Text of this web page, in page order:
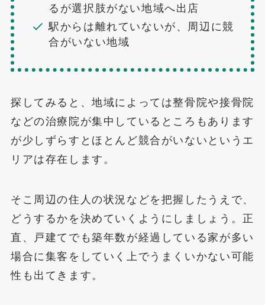
るが選択肢がない地域へ出店
駅からは離れていないが、周辺に競
合がいない地域
探してみると、地域によっては整骨院や接骨院
などの治療院が集中しているところもあります
が少しずらすとほとんど競合がいないというエ
リアは存在します。
そこ周辺の住人の状況などを把握したうえで、
どうするかを決めていくようにしましょう。正
直、戸建てでも築年数が経過している家が多い
場合に集客をしていく上でうまくいかない可能
性も出てきます。